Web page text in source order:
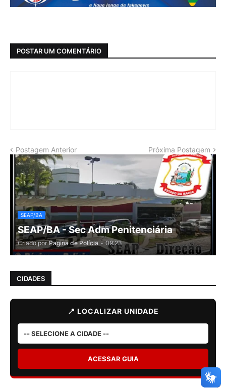
POSTAR UM COMENTÁRIO
Postagem Anterior Próxima Postagem
SEAP/BA
SEAP/BA - Sec Adm Penitenciária
Criado por Pagina de Polícia - 09:23
CIDADES
📍 LOCALIZAR UNIDADE
ACESSAR GUIA